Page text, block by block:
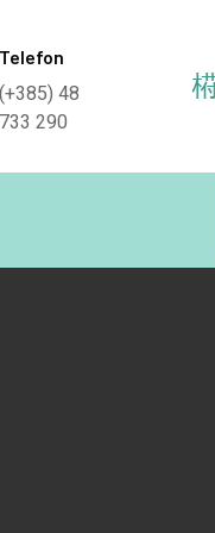
Telefon
(+385) 48
733 290